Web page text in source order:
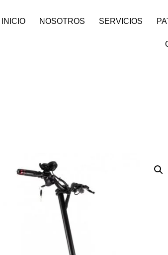
INICIO NOSOTROS SERVICIOS